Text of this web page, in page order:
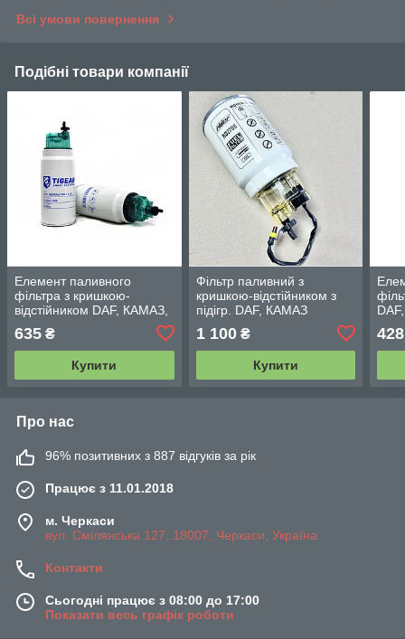
Всі умови повернення
Подібні товари компанії
Елемент паливного
фільтра з кришкою-
відстійником DAF, КАМАЗ,
МАЗ PL-420 (TIGEAR.EU
01.1004.1608) PL420X
635 ₴
Купити
Фільтр паливний з
кришкою-відстійником з
підігр. DAF, КАМАЗ
ЄВРО-2 (RIDER) (RD270S)
44111039346
1 100₴
Купити
428
Про нас
96% позитивних з 887 відгуків за рік
Працює з 11.01.2018
м. Черкаси
вул. Смілянська 127, 18007, Черкаси, Україна
Контакти
Сьогодні працює з 08:00 до 17:00
Показати весь графік роботи